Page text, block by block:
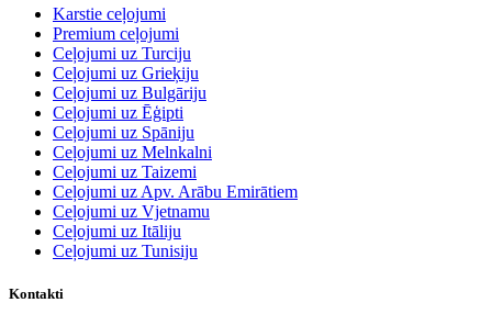
Karstie ceļojumi
Premium ceļojumi
Ceļojumi uz Turciju
Ceļojumi uz Grieķiju
Ceļojumi uz Bulgāriju
Ceļojumi uz Ēģipti
Ceļojumi uz Spāniju
Ceļojumi uz Melnkalni
Ceļojumi uz Taizemi
Ceļojumi uz Apv. Arābu Emirātiem
Ceļojumi uz Vjetnamu
Ceļojumi uz Itāliju
Ceļojumi uz Tunisiju
Kontakti